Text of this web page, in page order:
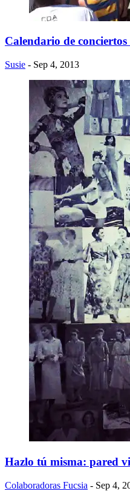
Calendario de conciertos
Susie - Sep 4, 2013
Hazlo tú misma: pared
Colaboradoras Fucsia - Sep 4,